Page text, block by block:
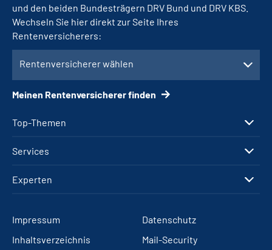
Top-Themen
Services
Experten
und den beiden Bundesträgern DRV Bund und DRV KBS.
Wechseln Sie hier direkt zur Seite Ihres
Rentenversicherers:
Rentenversicherer wählen
Meinen Rentenversicherer finden
Impressum
Datenschutz
Inhaltsverzeichnis
Mail-Security